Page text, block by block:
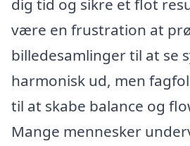
dig tid og sikre et flot
være en frustration at
billedesamlinger til at se
harmonisk ud, men
til at skabe balance og
Mange mennesker